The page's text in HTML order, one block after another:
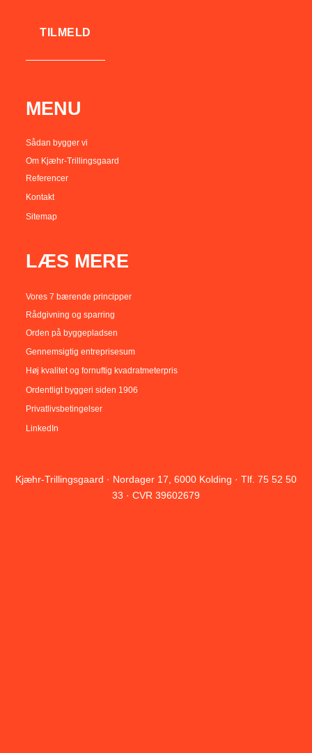
MENU
Sådan bygger vi
Om Kjæhr-Trillingsgaard
Referencer
Kontakt
Sitemap
LÆS MERE
Vores 7 bærende principper
Rådgivning og sparring
Orden på byggepladsen
Gennemsigtig entreprisesum
Høj kvalitet og fornuftig kvadratmeterpris
Ordentligt byggeri siden 1906
Privatlivsbetingelser
LinkedIn
Kjæhr-Trillingsgaard · Nordager 17, 6000 Kolding · Tlf. 75 52 50
33 · CVR 39602679